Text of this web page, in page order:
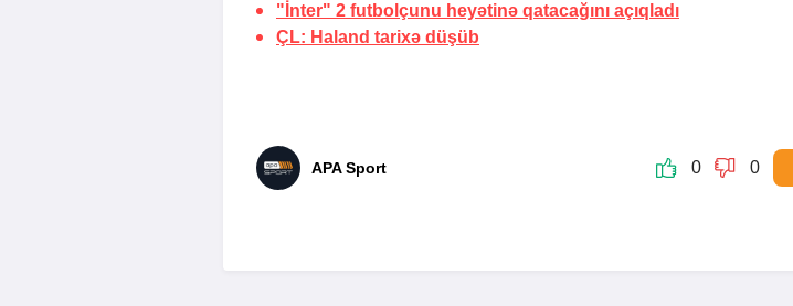
"İnter" 2 futbolçunu heyətinə qatacağını açıqladı
ÇL: Haland tarixə düşüb
APA Sport 0 0